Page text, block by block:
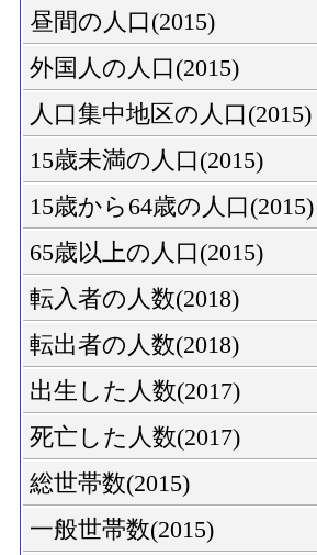
昼間の人口(2015)
外国人の人口(2015)
人口集中地区の人口(2015)
15歳未満の人口(2015)
15歳から64歳の人口(2015)
65歳以上の人口(2015)
転入者の人数(2018)
転出者の人数(2018)
出生した人数(2017)
死亡した人数(2017)
総世帯数(2015)
一般世帯数(2015)